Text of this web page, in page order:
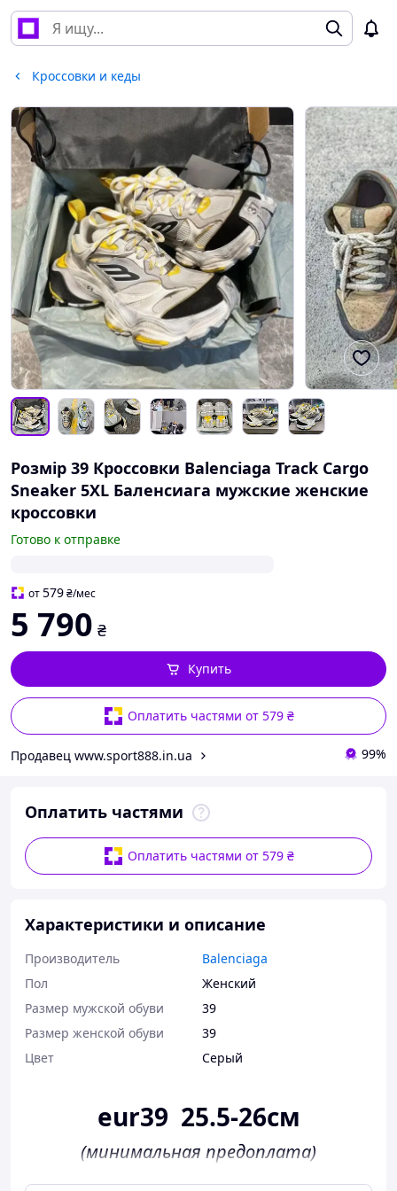
Кроссовки и кеды
Розмір 39 Кроссовки Balenciaga Track Cargo
Sneaker 5XL Баленсиага мужские женские
кроссовки
Готово к отправке
от579₴/мес
5 790 ₴
Оплатить частями от 579 ₴
Купить
Продавец www.sport888.in.ua 99%
Оплатить частями
Оплатить частями от 579 ₴
Характеристики и описание
Производитель
Balenciaga
Пол
Женский
Размер мужской обуви
39
Размер женской обуви
39
Цвет
Серый
eur39 25.5-26см
(минимальная предоплата)